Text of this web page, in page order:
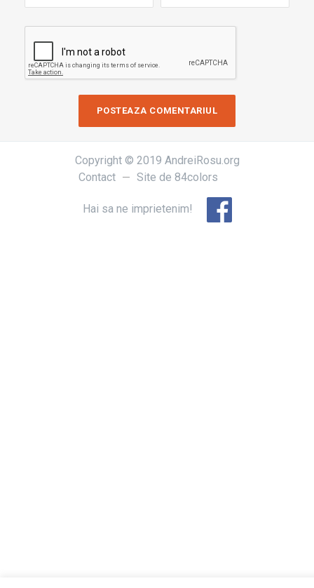
Copyright © 2019 AndreiRosu.org
Contact
Site de 84colors
Hai sa ne imprietenim!